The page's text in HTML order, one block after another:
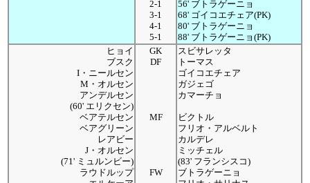
2-1
3-1
4-1
5-1
56' ブトラゲーニョ
68' ゴイコエチェア(PK)
80' ブトラゲーニョ
88' ブトラゲーニョ(PK)
ヒョイ
ブスク
I・ニールセン
M・オルセン
アンデルセン
(60' エリクセン)
ベアテルセン
ベアグリーン
レアビー
J・オルセン
(71' ミュルンビー)
ラウドルップ
GK
DF
MF
FW
スビサレッタ
トーマス
ゴイコエチェア
ガジェゴ
カマーチョ
ビクトル
フリオ・アルベルト
カルデレ
ミッチェル
(83' フランシスコ)
ブトラゲーニョ